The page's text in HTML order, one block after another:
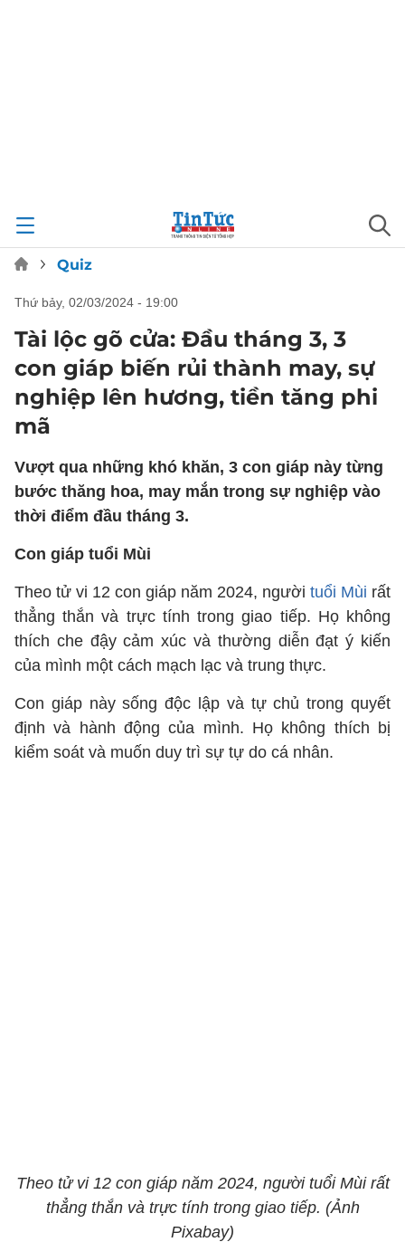
Quiz
thứ bảy, 02/03/2024 - 19:00
Tài lộc gõ cửa: Đầu tháng 3, 3
con giáp biến rủi thành may, sự
nghiệp lên hương, tiền tăng phi
mã
Vượt qua những khó khăn, 3 con giáp này từng
bước thăng hoa, may mắn trong sự nghiệp vào
thời điểm đầu tháng 3.
Con giáp tuổi Mùi
Theo tử vi 12 con giáp năm 2024, người tuổi Mùi rất
thẳng thắn và trực tính trong giao tiếp. Họ không
thích che đậy cảm xúc và thường diễn đạt ý kiến
của mình một cách mạch lạc và trung thực.
Con giáp này sống độc lập và tự chủ trong quyết
định và hành động của mình. Họ không thích bị
kiểm soát và muốn duy trì sự tự do cá nhân.
Theo tử vi 12 con giáp năm 2024, người tuổi Mùi rất
thẳng thắn và trực tính trong giao tiếp. (Ảnh
Pixabay)